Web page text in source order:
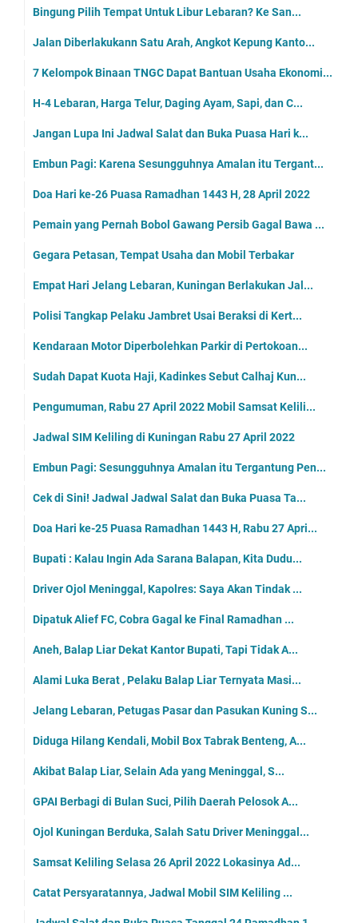
Bingung Pilih Tempat Untuk Libur Lebaran? Ke San...
Jalan Diberlakukann Satu Arah, Angkot Kepung Kanto...
7 Kelompok Binaan TNGC Dapat Bantuan Usaha Ekonomi...
H-4 Lebaran, Harga Telur, Daging Ayam, Sapi, dan C...
Jangan Lupa Ini Jadwal Salat dan Buka Puasa Hari k...
Embun Pagi: Karena Sesungguhnya Amalan itu Tergant...
Doa Hari ke-26 Puasa Ramadhan 1443 H, 28 April 2022
Pemain yang Pernah Bobol Gawang Persib Gagal Bawa ...
Gegara Petasan, Tempat Usaha dan Mobil Terbakar
Empat Hari Jelang Lebaran, Kuningan Berlakukan Jal...
Polisi Tangkap Pelaku Jambret Usai Beraksi di Kert...
Kendaraan Motor Diperbolehkan Parkir di Pertokoan...
Sudah Dapat Kuota Haji, Kadinkes Sebut Calhaj Kun...
Pengumuman, Rabu 27 April 2022 Mobil Samsat Kelili...
Jadwal SIM Keliling di Kuningan Rabu 27 April 2022
Embun Pagi: Sesungguhnya Amalan itu Tergantung Pen...
Cek di Sini! Jadwal Jadwal Salat dan Buka Puasa Ta...
Doa Hari ke-25 Puasa Ramadhan 1443 H, Rabu 27 Apri...
Bupati : Kalau Ingin Ada Sarana Balapan, Kita Dudu...
Driver Ojol Meninggal, Kapolres: Saya Akan Tindak ...
Dipatuk Alief FC, Cobra Gagal ke Final Ramadhan ...
Aneh, Balap Liar Dekat Kantor Bupati, Tapi Tidak A...
Alami Luka Berat , Pelaku Balap Liar Ternyata Masi...
Jelang Lebaran, Petugas Pasar dan Pasukan Kuning S...
Diduga Hilang Kendali, Mobil Box Tabrak Benteng, A...
Akibat Balap Liar, Selain Ada yang Meninggal, S...
GPAI Berbagi di Bulan Suci, Pilih Daerah Pelosok A...
Ojol Kuningan Berduka, Salah Satu Driver Meninggal...
Samsat Keliling Selasa 26 April 2022 Lokasinya Ad...
Catat Persyaratannya, Jadwal Mobil SIM Keliling ...